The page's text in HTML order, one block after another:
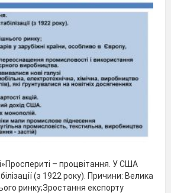
– процвітання. У США
(з 1922 року). Причини: Велика
ринку;Зростання експорту